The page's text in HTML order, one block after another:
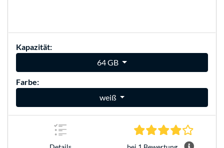
Kapazität:
64 GB
Farbe:
weiß